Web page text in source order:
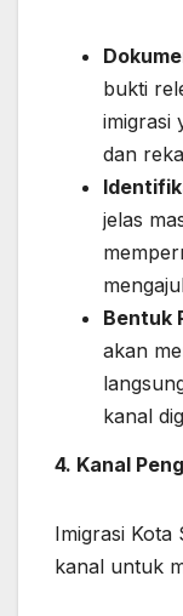
bukti
imigrasi
dan
jelas
Bentuk
akan
kanal
4. Kanal
Imigrasi Kota
kanal untuk